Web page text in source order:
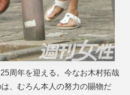
周年を迎える。今なお木村拓哉
、むろん本人の努力の賜物だ